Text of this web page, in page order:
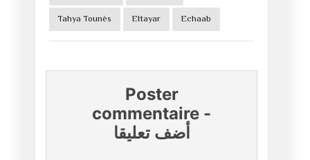
Tahya Tounès
Ettayar Echaab
Poster
commentaire -
أضف تعليقا